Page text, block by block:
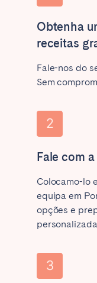
Obtenha
receitas
Fale-nos do
Sem
Fale com
Colocamo-lo
equipa em
opções e